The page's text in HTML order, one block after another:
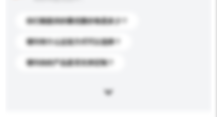
你们能提供的最优惠价格是多少？
请问有什么运送方式可以选择？
请问你的产品是否支持定制？